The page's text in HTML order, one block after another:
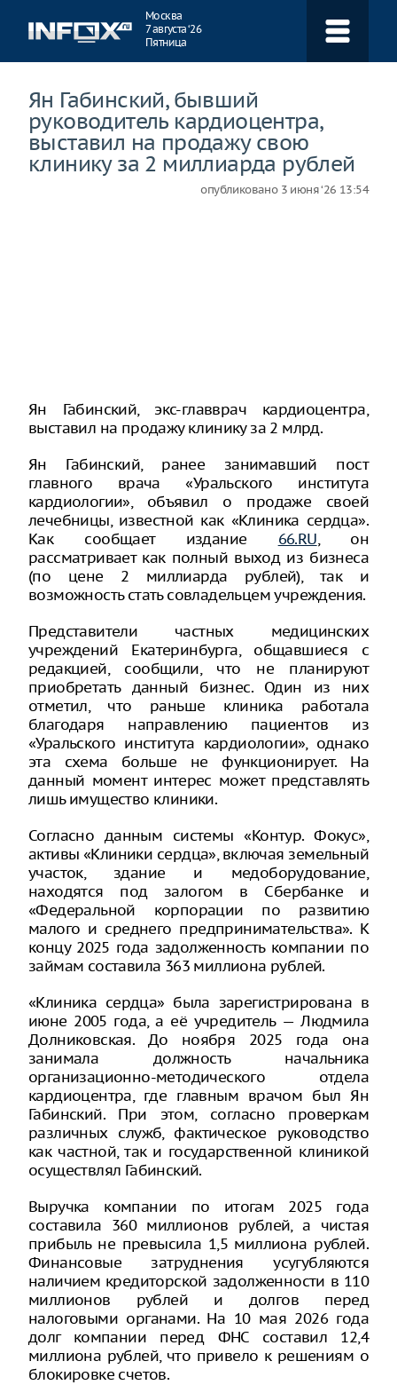
Москва
7 августа ‘26
Пятница
Ян Габинский, бывший
руководитель кардиоцентра,
выставил на продажу свою
клинику за 2 миллиарда рублей
опубликовано 3 июня ‘26 13:54
Ян Габинский, экс-главврач кардиоцентра,
выставил на продажу клинику за 2 млрд.
Ян Габинский, ранее занимавший пост
главного врача «Уральского института
кардиологии», объявил о продаже своей
лечебницы, известной как «Клиника сердца».
Как сообщает издание 66.RU, он
рассматривает как полный выход из бизнеса
(по цене 2 миллиарда рублей), так и
возможность стать совладельцем учреждения.
Представители частных медицинских
учреждений Екатеринбурга, общавшиеся с
редакцией, сообщили, что не планируют
приобретать данный бизнес. Один из них
отметил, что раньше клиника работала
благодаря направлению пациентов из
«Уральского института кардиологии», однако
эта схема больше не функционирует. На
данный момент интерес может представлять
лишь имущество клиники.
Согласно данным системы «Контур. Фокус»,
активы «Клиники сердца», включая земельный
участок, здание и медоборудование,
находятся под залогом в Сбербанке и
«Федеральной корпорации по развитию
малого и среднего предпринимательства». К
концу 2025 года задолженность компании по
займам составила 363 миллиона рублей.
«Клиника сердца» была зарегистрирована в
июне 2005 года, а её учредитель — Людмила
Долниковская. До ноября 2025 года она
занимала должность начальника
организационно-методического отдела
кардиоцентра, где главным врачом был Ян
Габинский. При этом, согласно проверкам
различных служб, фактическое руководство
как частной, так и государственной клиникой
осуществлял Габинский.
Выручка компании по итогам 2025 года
составила 360 миллионов рублей, а чистая
прибыль не превысила 1,5 миллиона рублей.
Финансовые затруднения усугубляются
наличием кредиторской задолженности в 110
миллионов рублей и долгов перед
налоговыми органами. На 10 мая 2026 года
долг компании перед ФНС составил 12,4
миллиона рублей, что привело к решениям о
блокировке счетов.